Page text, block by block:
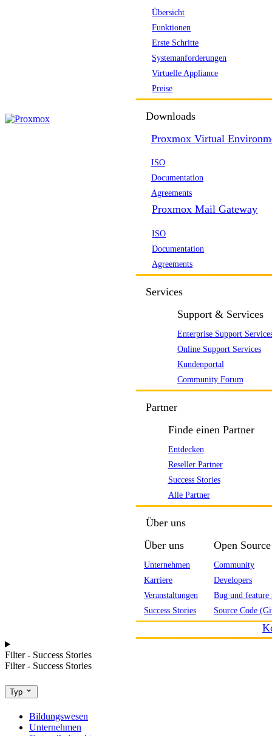
Übersicht
Funktionen
Erste Schritte
Systemanforderungen
Virtuelle Appliance
Preise
Downloads
Proxmox Virtual
ISO
Documentation
Agreements
Proxmox Mail Gateway
ISO
Documentation
Agreements
Services
Support & Services
Enterprise Support
Online Support Services
Kundenportal
Community Forum
Partner
Finde einen Partner
Entdecken
Reseller Partner
Success Stories
Alle Partner
Über uns
Über uns
Unternehmen
Karriere
Veranstaltungen
Success Stories
Open Source
Community
Developers
Bug und feature
Source Code
Filter - Success Stories
Filter - Success Stories
Typ
Bildungswesen
Unternehmen